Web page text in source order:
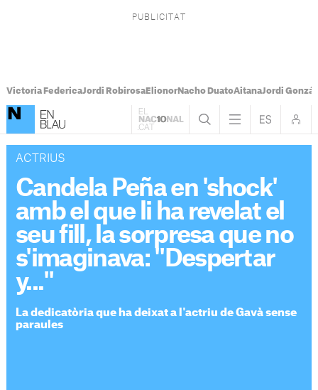
Victoria FedericaJordi RobirosaElionorNacho DuatoAitanaJordi
ACTRIUS
Candela Peña en 'shock'
amb el que li ha revelat el
seu fill, la sorpresa que no
s'imaginava: "Despertar
y..."
La dedicatòria que ha deixat a l'actriu de Gavà sense
paraules